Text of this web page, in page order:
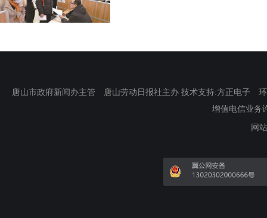
唐山市政府新闻办主管 唐山劳动日报社主办 技术支持:方正电子
增值电信业务
网